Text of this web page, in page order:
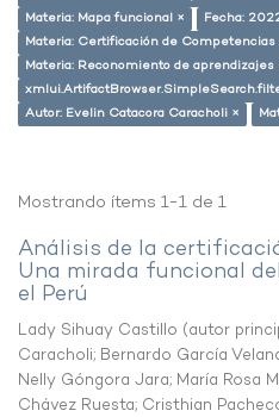
Materia: Mapa funcional ×
Fecha:
Materia: Certificación de Competencias
Materia: Reconomiento de aprendizajes
Autor: Evelin Catacora Caracholi ×
Mostrando ítems 1-1 de 1
Análisis de la
Una mirada funcional
el Perú
Lady Sihuay Castillo (autor
Caracholi; Bernardo García
Nelly Góngora Jara; María Rosa
Chávez Ruesta; Cristhian